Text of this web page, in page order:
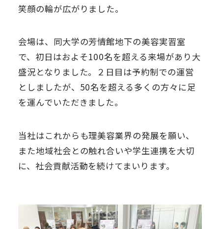
笑顔の輪が広がりました。
会場は、同大学の芳情館地下の美容実習室
で、初日はおよそ100名を超える来場があり大
盛況となりました。２日目は予約制での運営
としましたが、50名を超える多くの方々に足
を運んでいただきました。
当社はこれからも理美容業界の発展を願い、
また地域社会との触れ合いや学生連携を大切
に、社会貢献活動を続けてまいります。